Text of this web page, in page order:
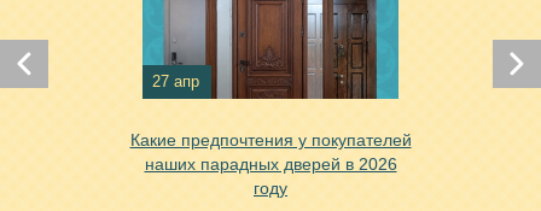
27 апр
Какие предпочтения у покупателей
наших парадных дверей в 2026
году